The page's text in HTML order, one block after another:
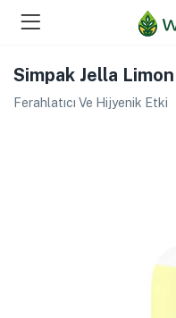
Simpak Jella
Ferahlatıcı Ve Hijyenik Etki